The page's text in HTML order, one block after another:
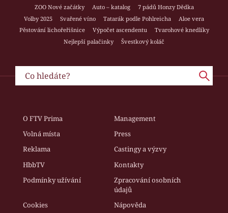
ZOO Nové začátky
Auto – katalog
7 pádů Honzy Dědka
Volby 2025
Svařené víno Tatarák podle Pohlreicha
Aloe vera
Pěstování lichořeřišnice
Výpočet ascendentu
Tvarohové knedlíky
Nejlepší palačinky
Švestkový koláč
O FTV Prima
Management
Volná místa
Press
Reklama
Castingy a výzvy
HbbTV
Kontakty
Podmínky užívání
Zpracování osobních
údajů
Cookies
Nápověda